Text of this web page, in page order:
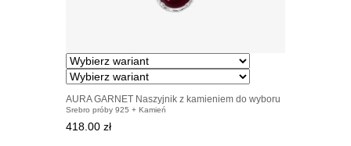
AURA GARNET Naszyjnik z kamieniem do wyboru
srebrny
Srebro próby 925 + Kamień
418.00 zł